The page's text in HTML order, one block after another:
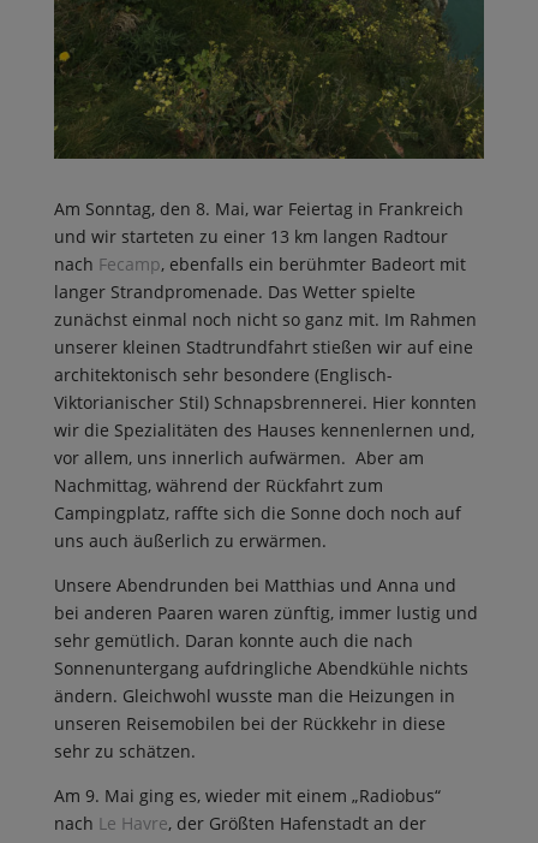
Am Sonntag, den 8. Mai, war Feiertag in Frankreich
und wir starteten zu einer 13 km langen Radtour
nach Fecamp, ebenfalls ein berühmter Badeort mit
langer Strandpromenade. Das Wetter spielte
zunächst einmal noch nicht so ganz mit. Im Rahmen
unserer kleinen Stadtrundfahrt stießen wir auf eine
architektonisch sehr besondere (Englisch-
Viktorianischer Stil) Schnapsbrennerei. Hier konnten
wir die Spezialitäten des Hauses kennenlernen und,
vor allem, uns innerlich aufwärmen. Aber am
Nachmittag, während der Rückfahrt zum
Campingplatz, raffte sich die Sonne doch noch auf
uns auch äußerlich zu erwärmen.
Unsere Abendrunden bei Matthias und Anna und
bei anderen Paaren waren zünftig, immer lustig und
sehr gemütlich. Daran konnte auch die nach
Sonnenuntergang aufdringliche Abendkühle nichts
ändern. Gleichwohl wusste man die Heizungen in
unseren Reisemobilen bei der Rückkehr in diese
sehr zu schätzen.
Am 9. Mai ging es, wieder mit einem „Radiobus“
nach Le Havre, der Größten Hafenstadt an der